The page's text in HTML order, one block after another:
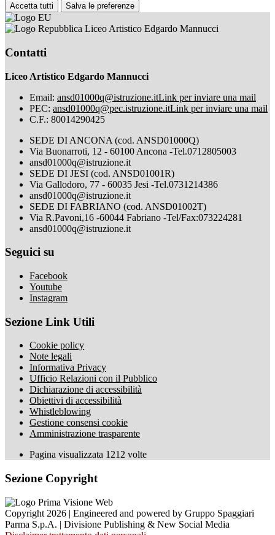
Accetta tutti Salva le preferenze
Liceo Artistico Edgardo Mannucci
Contatti
Liceo Artistico Edgardo Mannucci
Email: ansd01000q@istruzione.itLink per inviare una mail
PEC: ansd01000q@pec.istruzione.itLink per inviare una mail
C.F.: 80014290425
SEDE DI ANCONA (cod. ANSD01000Q)
Via Buonarroti, 12 - 60100 Ancona -Tel.0712805003
ansd01000q@istruzione.it
SEDE DI JESI (cod. ANSD01001R)
Via Gallodoro, 77 - 60035 Jesi -Tel.0731214386
ansd01000q@istruzione.it
SEDE DI FABRIANO (cod. ANSD01002T)
Via R.Pavoni,16 -60044 Fabriano -Tel/Fax:073224281
ansd01000q@istruzione.it
Seguici su
Facebook
Youtube
Instagram
Sezione Link Utili
Cookie policy
Note legali
Informativa Privacy
Ufficio Relazioni con il Pubblico
Dichiarazione di accessibilità
Obiettivi di accessibilità
Whistleblowing
Gestione consensi cookie
Amministrazione trasparente
Pagina visualizzata 1212 volte
Sezione Copyright
Copyright 2026 | Engineered and powered by Gruppo Spaggiari
Parma S.p.A. | Divisione Publishing & New Social Media